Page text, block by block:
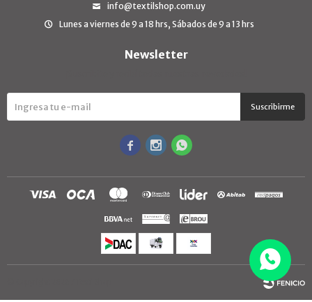
info@textilshop.com.uy
Lunes a viernes de 9 a 18 hrs, Sábados de 9 a 13 hrs
Newsletter
Suscribirme
  